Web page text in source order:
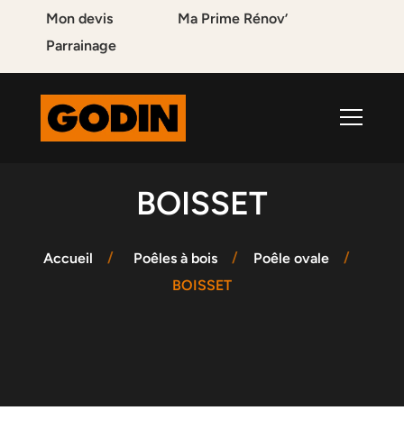
Mon devis
Ma Prime Rénov’
Parrainage
BOISSET
Accueil Poêles à bois
Poêle ovale
BOISSET